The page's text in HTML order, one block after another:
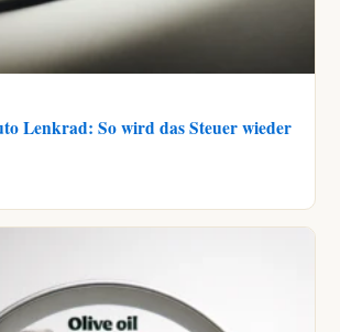
Lenkrad: So wird das Steuer wieder